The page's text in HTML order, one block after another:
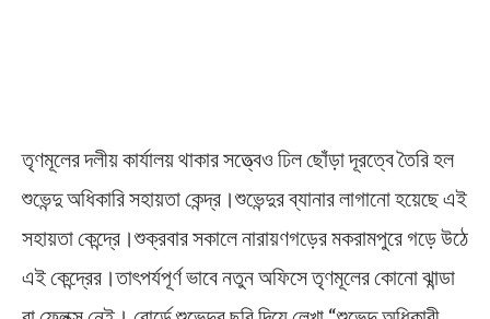
তৃণমূলের দলীয় কার্যালয় থাকার সত্ত্বেও ঢিল ছোঁড়া দূরত্বে তৈরি হল
শুভেন্দু অধিকারি সহায়তা কেন্দ্র।শুভেন্দুর ব্যানার লাগানো হয়েছে এই
সহায়তা কেন্দ্রে।শুক্রবার সকালে নারায়ণগড়ের মকরামপুরে গড়ে উঠে
এই কেন্দ্রের।তাৎপর্যপূর্ণ ভাবে নতুন অফিসে তৃণমূলের কোনো ঝান্ডা